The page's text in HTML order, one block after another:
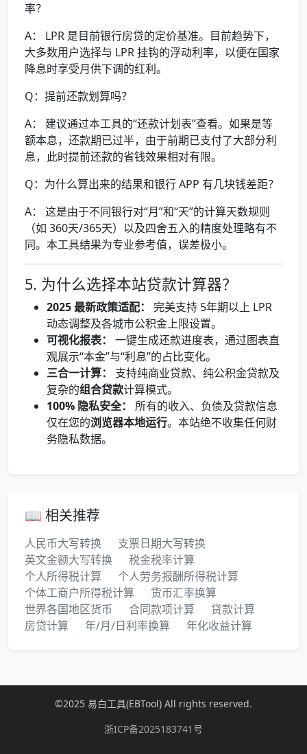
率？
A： LPR 是目前银行房贷的定价基准。目前趋势下，
大多数用户选择与 LPR 挂钩的浮动利率，以便在国家
降息时享受月供下调的红利。
Q：提前还款划算吗？
A： 建议通过本工具的“还款计划表”查看。如果是等
额本息，还款期已过半，由于前期已支付了大部分利
息，此时提前还款的省钱效果相对有限。
Q：为什么算出来的结果和银行 APP 有几块钱差距？
A： 这是由于不同银行对“月”和“天”的计算天数规则
（如 360天/365天）以及四舍五入的精度处理略有不
同。本工具结果为专业参考值，误差极小。
5. 为什么选择本站贷款计算器？
2025 最新政策适配：
完美支持 5年期以上 LPR
动态调整及各城市公积金上限设置。
可视化报表：
一键生成还款进度表，通过图表直
观展示“本金”与“利息”的占比变化。
三合一计算：
支持纯商业贷款、纯公积金贷款及
复杂的组合贷款计算模式。
100% 隐私安全：
所有的收入、负债及贷款信息
仅在您的浏览器本地运行。本站绝不收集任何财
务隐私数据。
📖 相关推荐
人民币大写转换
支票日期大写转换
英文金额大写转换
税金税率计算
个人所得税计算
个人劳务报酬所得税计算
个体工商户所得税计算
货币汇率换算
世界各国地区货币
合同款项计算
贷款计算
房贷计算
年/月/日利率换算 年化收益计算
©2025 易白工具(EBTool) All rights reserved.
浙ICP备2025183741号